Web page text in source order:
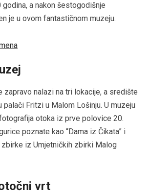
a nakon šestogodišnje
je u ovom fantastičnom muzeju.
zapravo nalazi na tri lokacije, a središte
palači Fritzi u Malom Lošinju. U muzeju
otoka iz prve polovice 20.
poznate kao “Dama iz Čikata” i
zbirke iz Umjetničkih zbirki Malog
vrt